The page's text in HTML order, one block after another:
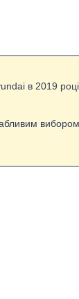
в 2019